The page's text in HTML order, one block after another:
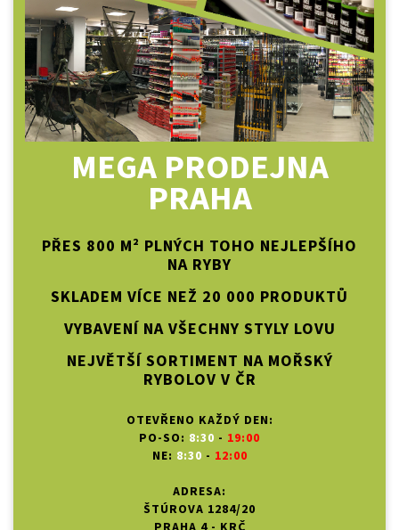
MEGA PRODEJNA
PRAHA
PŘES 800 M² PLNÝCH TOHO NEJLEPŠÍHO
NA RYBY
SKLADEM VÍCE NEŽ 20 000 PRODUKTŮ
VYBAVENÍ NA VŠECHNY STYLY LOVU
NEJVĚTŠÍ SORTIMENT NA MOŘSKÝ
RYBOLOV V ČR
OTEVŘENO KAŽDÝ DEN:
PO-SO: 8:30 - 19:00
NE: 8:30 - 12:00
ADRESA:
ŠTÚROVA 1284/20